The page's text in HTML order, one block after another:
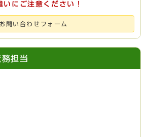
にご注意ください！
お問い合わせフォーム
担当